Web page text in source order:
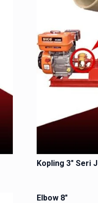
Kopling 3″ Seri J
Elbow 8″